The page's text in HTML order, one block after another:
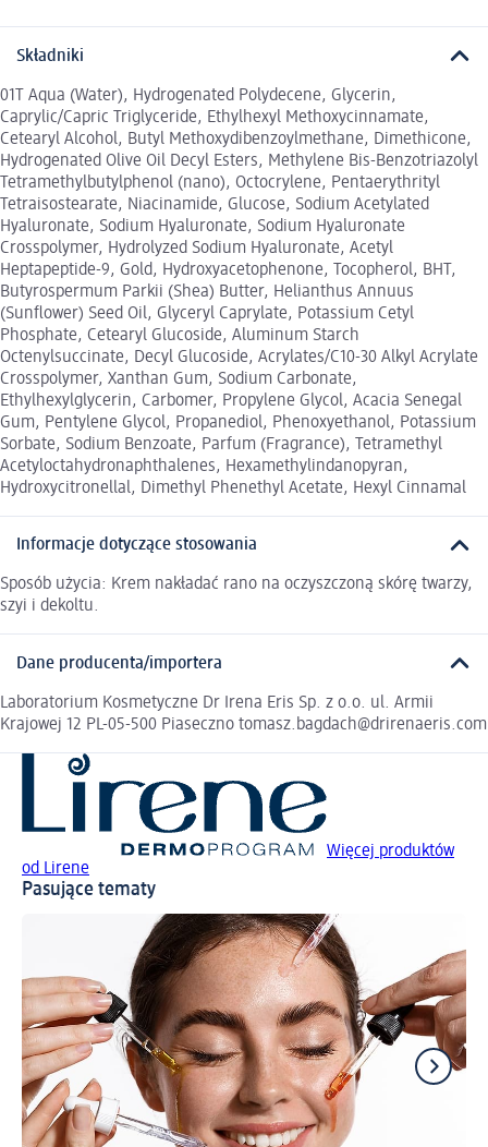
Składniki
01T Aqua (Water), Hydrogenated Polydecene, Glycerin,
Caprylic/Capric Triglyceride, Ethylhexyl Methoxycinnamate,
Cetearyl Alcohol, Butyl Methoxydibenzoylmethane, Dimethicone,
Hydrogenated Olive Oil Decyl Esters, Methylene Bis-Benzotriazolyl
Tetramethylbutylphenol (nano), Octocrylene, Pentaerythrityl
Tetraisostearate, Niacinamide, Glucose, Sodium Acetylated
Hyaluronate, Sodium Hyaluronate, Sodium Hyaluronate
Crosspolymer, Hydrolyzed Sodium Hyaluronate, Acetyl
Heptapeptide-9, Gold, Hydroxyacetophenone, Tocopherol, BHT,
Butyrospermum Parkii (Shea) Butter, Helianthus Annuus
(Sunflower) Seed Oil, Glyceryl Caprylate, Potassium Cetyl
Phosphate, Cetearyl Glucoside, Aluminum Starch
Octenylsuccinate, Decyl Glucoside, Acrylates/C10-30 Alkyl Acrylate
Crosspolymer, Xanthan Gum, Sodium Carbonate,
Ethylhexylglycerin, Carbomer, Propylene Glycol, Acacia Senegal
Gum, Pentylene Glycol, Propanediol, Phenoxyethanol, Potassium
Sorbate, Sodium Benzoate, Parfum (Fragrance), Tetramethyl
Acetyloctahydronaphthalenes, Hexamethylindanopyran,
Hydroxycitronellal, Dimethyl Phenethyl Acetate, Hexyl Cinnamal
Informacje dotyczące stosowania
Sposób użycia: Krem nakładać rano na oczyszczoną skórę twarzy,
szyi i dekoltu.
Dane producenta/importera
Laboratorium Kosmetyczne Dr Irena Eris Sp. z o.o. ul. Armii
Krajowej 12 PL-05-500 Piaseczno tomasz.bagdach@drirenaeris.com
Więcej produktów
od Lirene
Pasujące tematy